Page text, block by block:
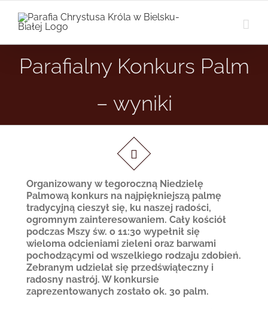
zawartości
Parafialny Konkurs Palm
– wyniki
Organizowany w tegoroczną Niedzielę
Palmową konkurs na najpiękniejszą palmę
tradycyjną cieszył się, ku naszej radości,
ogromnym zainteresowaniem. Cały kościół
podczas Mszy św. o 11:30 wypełnił się
wieloma odcieniami zieleni oraz barwami
pochodzącymi od wszelkiego rodzaju zdobień.
Zebranym udzielał się przedświąteczny i
radosny nastrój. W konkursie
zaprezentowanych zostało ok. 30 palm.